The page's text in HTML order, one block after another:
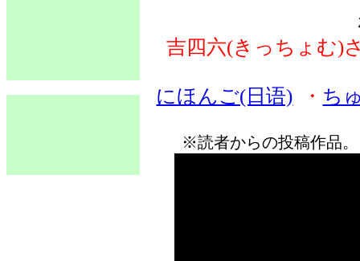
吉四六(きっちょむ)
にほんご(日语) ・ ち
※読者からの投稿作品